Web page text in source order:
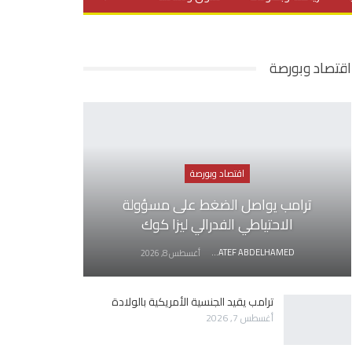
اقتصاد وبورصة
اقتصاد وبورصة
ترامب يواصل الضغط على مسؤولة
الاحتياطي الفدرالي ليزا كوك
AWATEF ABDELHAMED أغسطس 8, 2026
ترامب يقيد الجنسية الأمريكية بالولادة
أغسطس 7, 2026